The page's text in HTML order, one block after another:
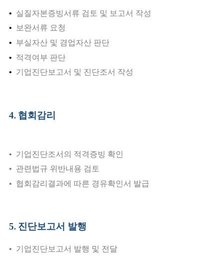
• 실질자본증빙서류 검토 및 보고서 작성
•
보완서류 요청
• 부실자산 및 겸업자산 판단
• 적격여부 판단
• 기업진단보고서 및 진단조서 작성
4. 협회감리
• 기업진단조서의 적격증빙 확인
• 관련법규 위반내용 검토
• 협회감리결과에 따른 경유확인서 발급
5. 진단보고서 발행
• 기업진단보고서 발행 및 전달